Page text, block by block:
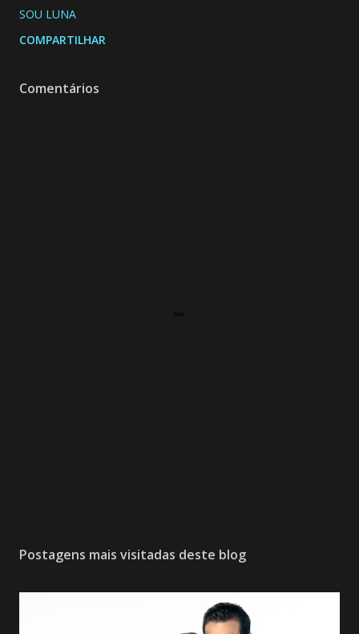
SOU LUNA
COMPARTILHAR
Comentários
Postagens mais visitadas deste blog